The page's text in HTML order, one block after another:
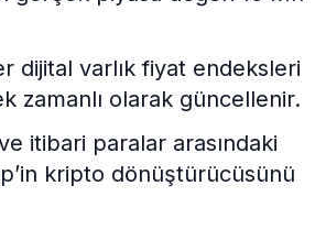
dijital varlık fiyat endeksleri
zamanlı olarak güncellenir.
itibari paralar arasındaki
kripto dönüştürücüsünü